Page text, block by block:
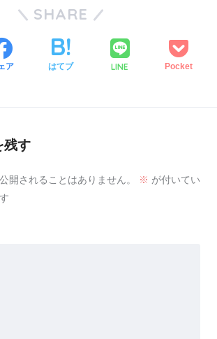
SHARE
ア はてブ LINE Pocket
残す
開されることはありません。 ※ が付いてい